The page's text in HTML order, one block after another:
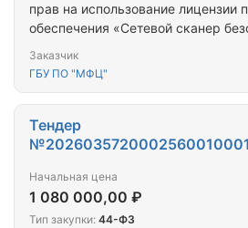
прав на использование лицензии
обеспечения «Сетевой сканер
Заказчик
ГБУ ПО "МФЦ"
Тендер
Начальная цена
1 080 000,00 ₽
Тип закупки: 44-ФЗ